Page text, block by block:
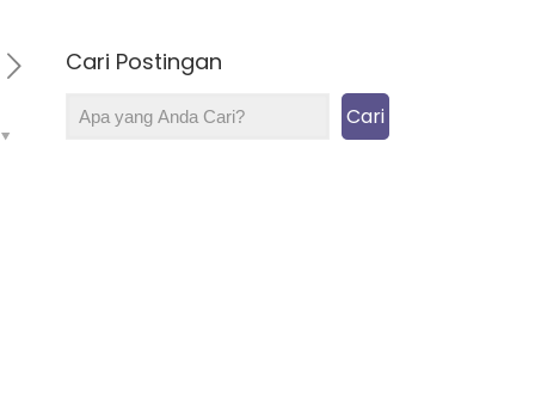
Cari Postingan
Cari